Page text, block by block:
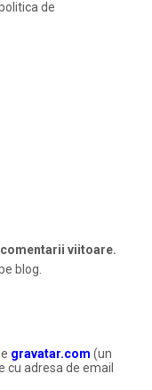
de
viitoare.
blog.
gravatar.com (un
cu adresa de email